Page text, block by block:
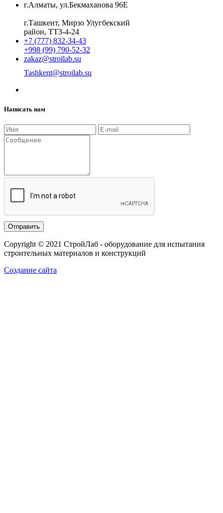
г.Алматы, ул.Бекмаханова 96Е
г.Ташкент, Мирзо Улугбекский
район, ТТЗ-4-24
+7 (777) 832-34-43
+998 (99) 790-52-32
zakaz@stroilab.su
Tashkent@stroilab.su
Написать нам
Copyright © 2021 СтройЛаб - оборудование для испытания
строительных материалов и конструкций
Создание сайта